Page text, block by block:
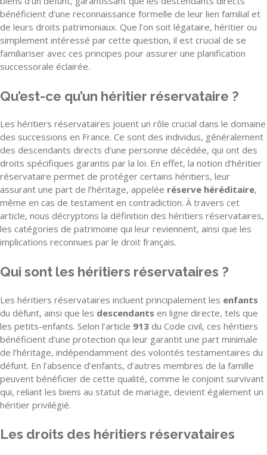
bénéficient d’une reconnaissance formelle de leur lien familial et
de leurs droits patrimoniaux. Que l’on soit légataire, héritier ou
simplement intéressé par cette question, il est crucial de se
familiariser avec ces principes pour assurer une planification
successorale éclairée.
Qu’est-ce qu’un héritier réservataire ?
Les héritiers réservataires jouent un rôle crucial dans le domaine
des successions en France. Ce sont des individus, généralement
des descendants directs d’une personne décédée, qui ont des
droits spécifiques garantis par la loi. En effet, la notion d’héritier
réservataire permet de protéger certains héritiers, leur
assurant une part de l’héritage, appelée réserve héréditaire,
même en cas de testament en contradiction. À travers cet
article, nous décryptons la définition des héritiers réservataires,
les catégories de patrimoine qui leur reviennent, ainsi que les
implications reconnues par le droit français.
Qui sont les héritiers réservataires ?
Les héritiers réservataires incluent principalement les enfants
du défunt, ainsi que les descendants en ligne directe, tels que
les petits-enfants. Selon l’article 913 du Code civil, ces héritiers
bénéficient d’une protection qui leur garantit une part minimale
de l’héritage, indépendamment des volontés testamentaires du
défunt. En l’absence d’enfants, d’autres membres de la famille
peuvent bénéficier de cette qualité, comme le conjoint survivant
qui, reliant les biens au statut de mariage, devient également un
héritier privilégié.
Les droits des héritiers réservataires